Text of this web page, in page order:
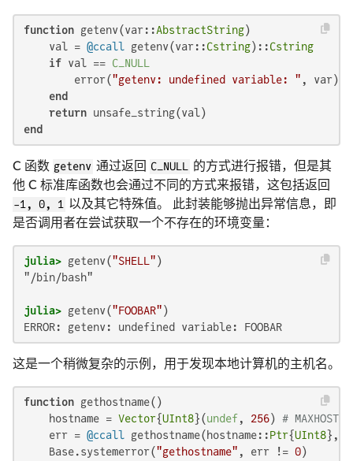
function getenv(var::AbstractString)
    val =
@ccall getenv(var::Cstring)::Cstring
if val == C_NULL
        error(
"getenv: undefined variable: " , var)
end
return
end
C 函数 getenv 通过返回 C_NULL 的方式进行报错，但是其
他 C 标准库函数也会通过不同的方式来报错，这包括返回
-1, 0, 1 以及其它特殊值。 此封装能够抛出异常信息，即
是否调用者在尝试获取一个不存在的环境变量：
julia> getenv("SHELL"
"/bin/bash"
julia> getenv("FOOBAR"
ERROR: getenv: undefined variable: FOOBAR
这是一个稍微复杂的示例，用于发现本地计算机的主机名。
function gethostname()
    hostname =
Vector{UInt8}(undef, 256) #
    err =
@ccall gethostname(hostname::Ptr{UInt8},
    Base.systemerror(
"gethostname" , err != 0)